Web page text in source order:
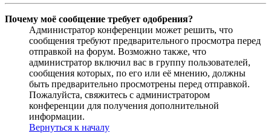
Почему моё сообщение требует одобрения?
Администратор конференции может решить, что
сообщения требуют предварительного просмотра перед
отправкой на форум. Возможно также, что
администратор включил вас в группу пользователей,
сообщения которых, по его или её мнению, должны
быть предварительно просмотрены перед отправкой.
Пожалуйста, свяжитесь с администратором
конференции для получения дополнительной
информации.
Вернуться к началу